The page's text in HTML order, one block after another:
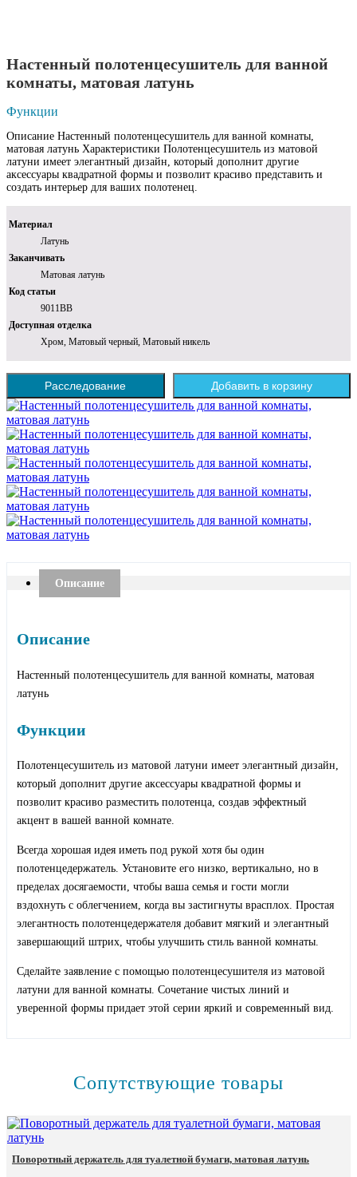
Настенный полотенцесушитель для ванной
комнаты, матовая латунь
Функции
Описание Настенный полотенцесушитель для ванной комнаты,
матовая латунь Характеристики Полотенцесушитель из матовой
латуни имеет элегантный дизайн, который дополнит другие
аксессуары квадратной формы и позволит красиво представить и
создать интерьер для ваших полотенец.
Материал
Латунь
Заканчивать
Матовая латунь
Код статьи
9011BB
Доступная отделка
Хром, Матовый черный, Матовый никель
Расследование Добавить в корзину
Описание
Описание
Настенный полотенцесушитель для ванной комнаты, матовая
латунь
Функции
Полотенцесушитель из матовой латуни имеет элегантный дизайн,
который дополнит другие аксессуары квадратной формы и
позволит красиво разместить полотенца, создав эффектный
акцент в вашей ванной комнате.
Всегда хорошая идея иметь под рукой хотя бы один
полотенцедержатель. Установите его низко, вертикально, но в
пределах досягаемости, чтобы ваша семья и гости могли
вздохнуть с облегчением, когда вы застигнуты врасплох. Простая
элегантность полотенцедержателя добавит мягкий и элегантный
завершающий штрих, чтобы улучшить стиль ванной комнаты.
Сделайте заявление с помощью полотенцесушителя из матовой
латуни для ванной комнаты. Сочетание чистых линий и
уверенной формы придает этой серии яркий и современный вид.
Сопутствующие товары
Поворотный держатель для туалетной бумаги, матовая латунь